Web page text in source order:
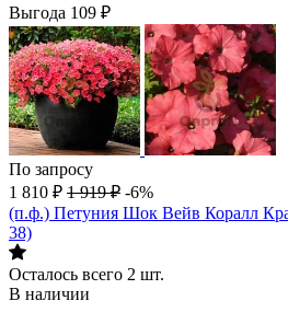
Выгода 109 ₽
По запросу
1 810 ₽ 1 919 ₽ -6%
(п.ф.) Петуния Шок Вейв Коралл
38)
Осталось всего 2 шт.
В наличии